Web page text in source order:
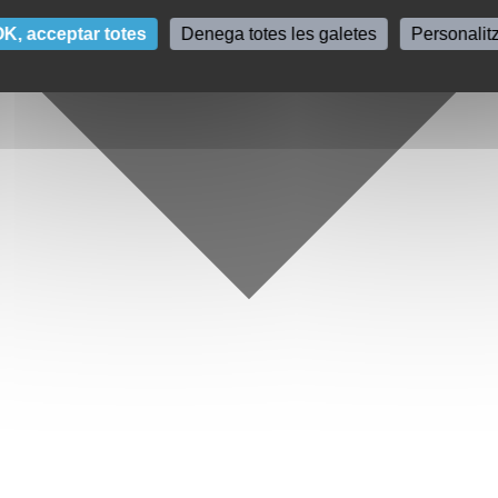
acceptar totes Denega totes les galetes